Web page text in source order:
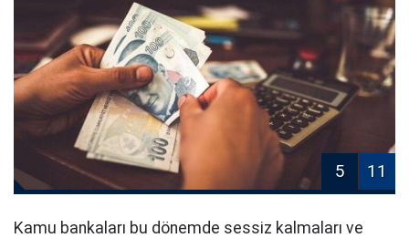
5 11
Kamu bankaları bu dönemde sessiz kalmaları ve